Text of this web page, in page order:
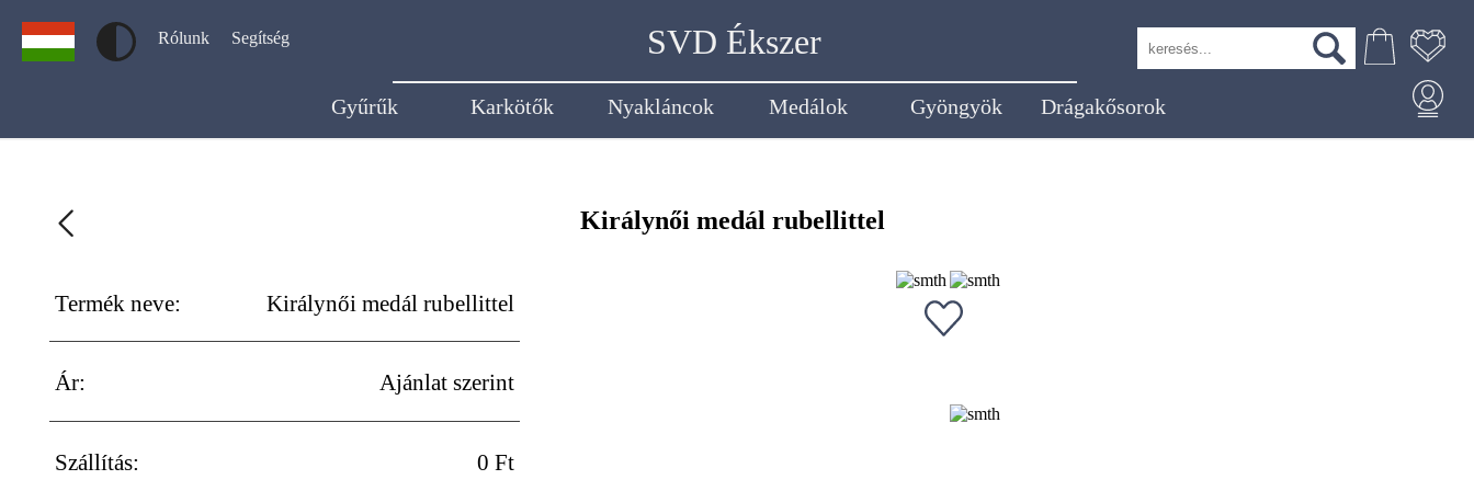
Rólunk Segítség SVD Ékszer
Gyűrűk Karkötők Nyakláncok Medálok Gyöngyök Drágakősorok
Királynői medál rubellittel
Termék neve: Királynői medál rubellittel
Ár: Ajánlat szerint
Szállítás: 0 Ft